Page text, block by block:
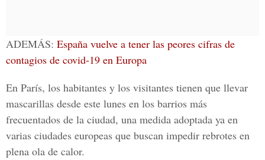
ADEMÁS: España vuelve a tener las peores cifras de
contagios de covid-19 en Europa
En París, los habitantes y los visitantes tienen que llevar
mascarillas desde este lunes en los barrios más
frecuentados de la ciudad, una medida adoptada ya en
varias ciudades europeas que buscan impedir rebrotes en
plena ola de calor.